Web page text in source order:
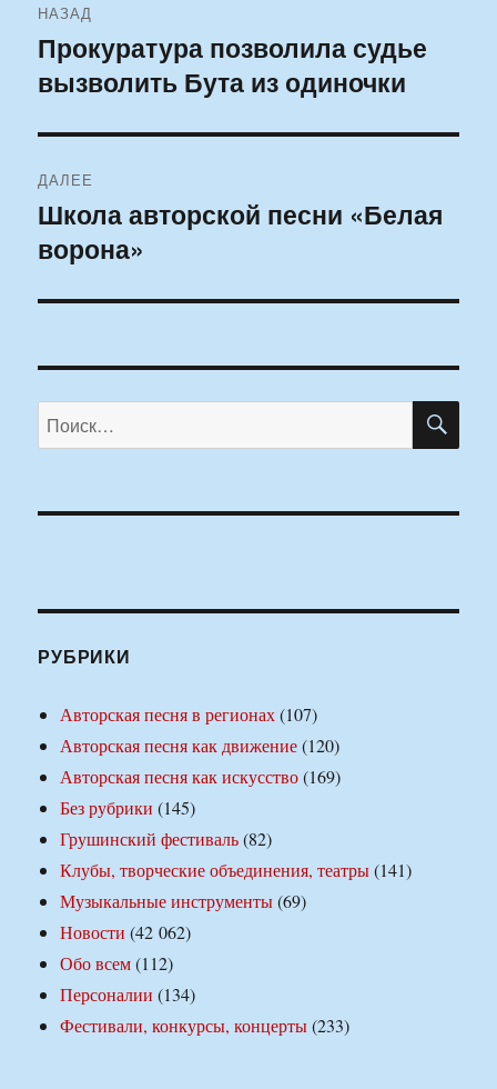
по
записям
НАЗАД
Предыдущая
запись:
Прокуратура позволила судье
вызволить Бута из одиночки
ДАЛЕЕ
Следующая
запись:
Школа авторской песни «Белая
ворона»
Искать:
РУБРИКИ
Авторская песня в регионах(107)
Авторская песня как движение(120)
Авторская песня как искусство(169)
Без рубрики (145)
Грушинский фестиваль(82)
Клубы, творческие объединения, театры(141)
Музыкальные инструменты(69)
Новости (42 062)
Обо всем(112)
Персоналии (134)
Фестивали, конкурсы, концерты(233)